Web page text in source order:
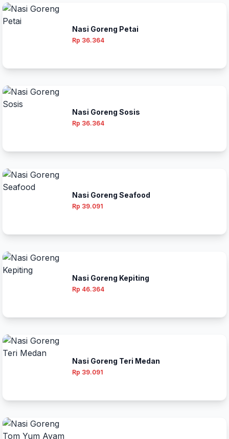
Nasi Goreng Petai
Rp 36.364
Nasi Goreng Sosis
Rp 36.364
Nasi Goreng Seafood
Rp 39.091
Nasi Goreng Kepiting
Rp 46.364
Nasi Goreng Teri Medan
Rp 39.091